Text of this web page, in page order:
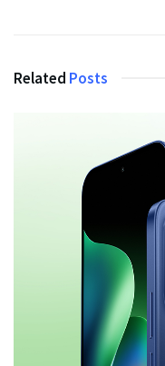
Related Posts